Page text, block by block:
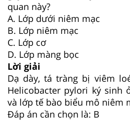
quan này?
A. Lớp dưới niêm mạc
B. Lớp niêm mạc
C. Lớp cơ
D. Lớp màng bọc
Lời giải
Dạ dày, tá tràng bị viêm
Helicobacter pylori ký sinh
và lớp tế bào biểu mô niêm
Đáp án cần chọn là: B